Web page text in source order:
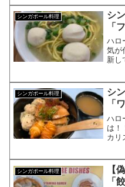
く
ルバ
シンガポール料理
シ
「
ハロ
気が
新し
ン
う。
シンガポール料理
シ
「
ハロ
は！
カリ
で
は
シンガポール料理
【
「